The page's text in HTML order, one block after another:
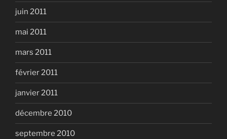
juin 2011
mai 2011
mars 2011
février 2011
janvier 2011
décembre 2010
septembre 2010